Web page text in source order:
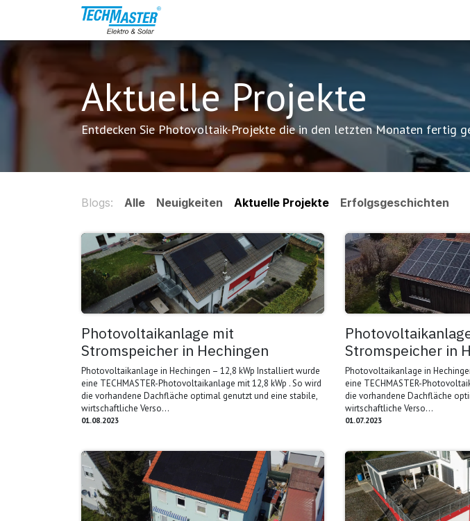
Zum Inhalt springen
Aktuelle Projekte
Entdecken Sie Photovoltaik-Projekte die in den letzten Monaten fertig
Blogs: Alle Neuigkeiten Aktuelle Projekte Erfolgsgeschichten
Photovoltaikanlage mit
Stromspeicher in Hechingen
Photovoltaikanlage in Hechingen – 12,8 kWp Installiert wurde
eine TECHMASTER-Photovoltaikanlage mit 12,8 kWp . So wird
die vorhandene Dachfläche optimal genutzt und eine stabile,
wirtschaftliche Verso...
01.08.2023
Stromspeicher in
Photovoltaikanlage in
eine TECHMASTER-
die vorhandene Dachfläche
wirtschaftliche Verso...
01.07.2023